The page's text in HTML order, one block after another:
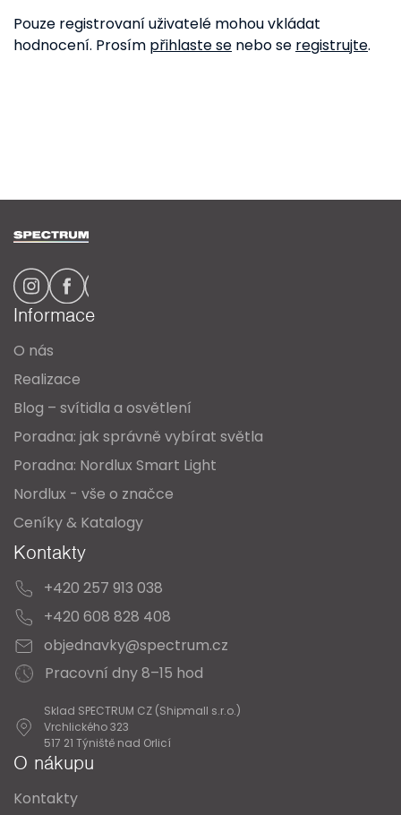
Pouze registrovaní uživatelé mohou vkládat
hodnocení. Prosím přihlaste se nebo se registrujte.
Informace
O nás
Realizace
Blog – svítidla a osvětlení
Poradna: jak správně vybírat světla
Poradna: Nordlux Smart Light
Nordlux - vše o značce
Ceníky & Katalogy
Kontakty
+420 257 913 038
+420 608 828 408
objednavky@spectrum.cz
Pracovní dny 8–15 hod
Sklad SPECTRUM CZ (Shipmall s.r.o.)
Vrchlického 323
517 21 Týniště nad Orlicí
O nákupu
Kontakty